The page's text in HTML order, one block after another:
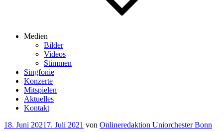
Medien
Bilder
Videos
Stimmen
Singfonie
Konzerte
Mitspielen
Aktuelles
Kontakt
Veröffentlicht
18. Juni 2021 7. Juli 2021 von Onlineredaktion Uniorchester Bonn